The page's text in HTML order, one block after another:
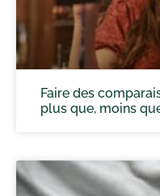
Faire des
plus que, moins